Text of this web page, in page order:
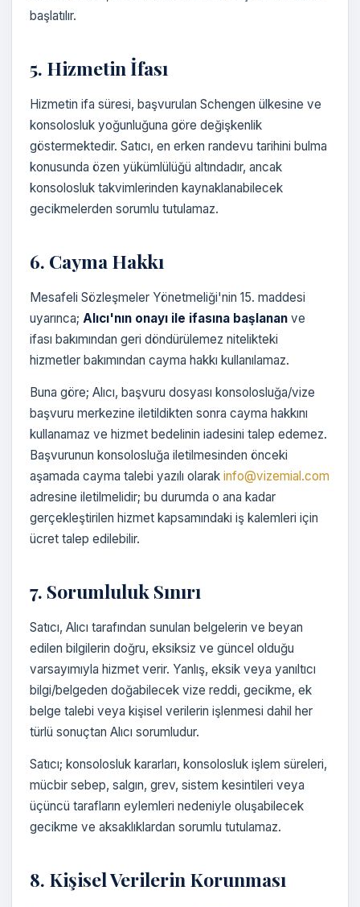
başlatılır.
5. Hizmetin İfası
Hizmetin ifa süresi, başvurulan Schengen ülkesine ve
konsolosluk yoğunluğuna göre değişkenlik
göstermektedir. Satıcı, en erken randevu tarihini bulma
konusunda özen yükümlülüğü altındadır, ancak
konsolosluk takvimlerinden kaynaklanabilecek
gecikmelerden sorumlu tutulamaz.
6. Cayma Hakkı
Mesafeli Sözleşmeler Yönetmeliği'nin 15. maddesi
uyarınca; Alıcı'nın onayı ile ifasına başlanan ve
ifası bakımından geri döndürülemez nitelikteki
hizmetler bakımından cayma hakkı kullanılamaz.
Buna göre; Alıcı, başvuru dosyası konsolosluğa/vize
başvuru merkezine iletildikten sonra cayma hakkını
kullanamaz ve hizmet bedelinin iadesini talep edemez.
Başvurunun konsolosluğa iletilmesinden önceki
aşamada cayma talebi yazılı olarak info@vizemial.com
adresine iletilmelidir; bu durumda o ana kadar
gerçekleştirilen hizmet kapsamındaki iş kalemleri için
ücret talep edilebilir.
7. Sorumluluk Sınırı
Satıcı, Alıcı tarafından sunulan belgelerin ve beyan
edilen bilgilerin doğru, eksiksiz ve güncel olduğu
varsayımıyla hizmet verir. Yanlış, eksik veya yanıltıcı
bilgi/belgeden doğabilecek vize reddi, gecikme, ek
belge talebi veya kişisel verilerin işlenmesi dahil her
türlü sonuçtan Alıcı sorumludur.
Satıcı; konsolosluk kararları, konsolosluk işlem süreleri,
mücbir sebep, salgın, grev, sistem kesintileri veya
üçüncü tarafların eylemleri nedeniyle oluşabilecek
gecikme ve aksaklıklardan sorumlu tutulamaz.
8. Kişisel Verilerin Korunması